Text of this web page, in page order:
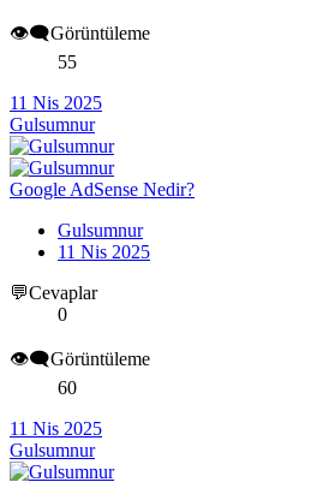
👁️‍🗨️Görüntüleme
55
11 Nis 2025
Gulsumnur
Google AdSense Nedir?
Gulsumnur
11 Nis 2025
💬Cevaplar
0
👁️‍🗨️Görüntüleme
60
11 Nis 2025
Gulsumnur